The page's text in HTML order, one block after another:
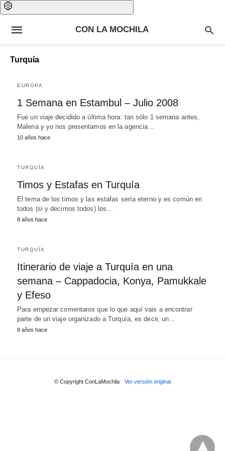
CON LA MOCHILA
Turquía
EUROPA
1 Semana en Estambul – Julio 2008
Fue un viaje decidido a última hora: tan sólo 1 semana antes,
Malena y yo nos presentamos en la agencia…
10 años hace
TURQUÍA
Timos y Estafas en Turquía
El tema de los timos y las estafas sería eterno y es común en
todos (si y decimos todos) los…
8 años hace
TURQUÍA
Itinerario de viaje a Turquía en una
semana – Cappadocia, Konya, Pamukkale
y Efeso
Para empezar comentaros que lo que aquí vais a encontrar
parte de un viaje organizado a Turquía, es decir, un…
8 años hace
© Copyright ConLaMochila Ver versión original